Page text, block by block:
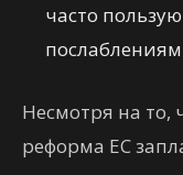
часто
Несмотря на то,
реформа ЕС